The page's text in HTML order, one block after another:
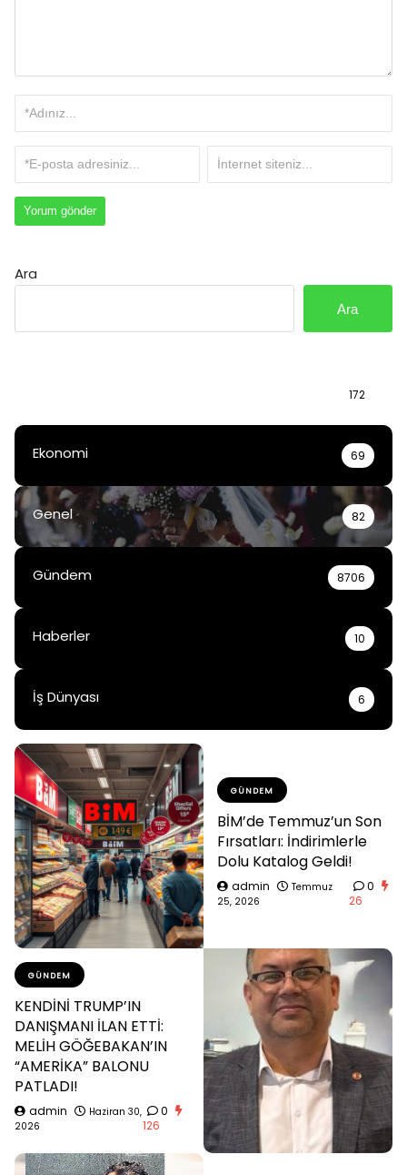
Ara
Ara
172
Ekonomi 69
Genel 82
Gündem 8706
Haberler 10
İş Dünyası 6
GÜNDEM
BİM’de Temmuz’un Son
Fırsatları: İndirimlerle
Dolu Katalog Geldi!
admin
Temmuz
25, 2026
0
26
GÜNDEM
KENDİNİ TRUMP’IN
DANIŞMANI İLAN ETTİ:
MELİH GÖĞEBAKAN’IN
“AMERİKA” BALONU
PATLADI!
admin
Haziran 30,
2026
0
126